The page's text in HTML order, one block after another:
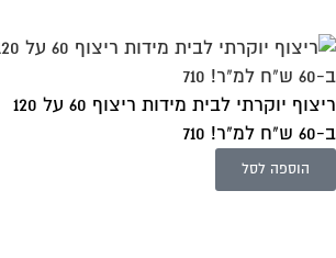
ריצוף יוקרתי לבית מידות ריצוף 60 על 120
ב-60 ש"ח למ"ר! 710
הוספה לסל